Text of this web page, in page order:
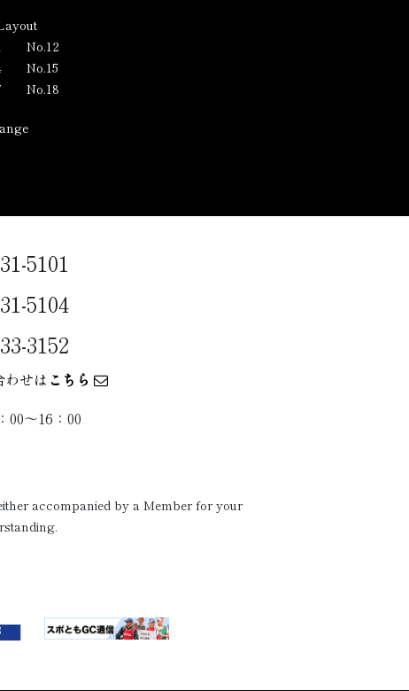
No.12
No.15
No.18
5101
5104
3152
わせは こちら
00〜16：00
accompanied by a Member for your